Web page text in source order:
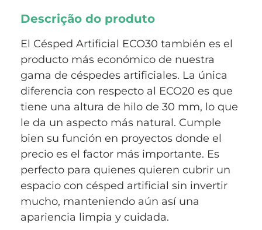
Descrição do produto
El Césped Artificial ECO30 también es el
producto más económico de nuestra
gama de céspedes artificiales. La única
diferencia con respecto al ECO20 es que
tiene una altura de hilo de 30 mm, lo que
le da un aspecto más natural. Cumple
bien su función en proyectos donde el
precio es el factor más importante. Es
perfecto para quienes quieren cubrir un
espacio con césped artificial sin invertir
mucho, manteniendo aún así una
apariencia limpia y cuidada.